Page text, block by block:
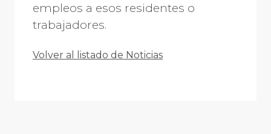
empleos a esos residentes o
trabajadores.
Volver al listado de Noticias